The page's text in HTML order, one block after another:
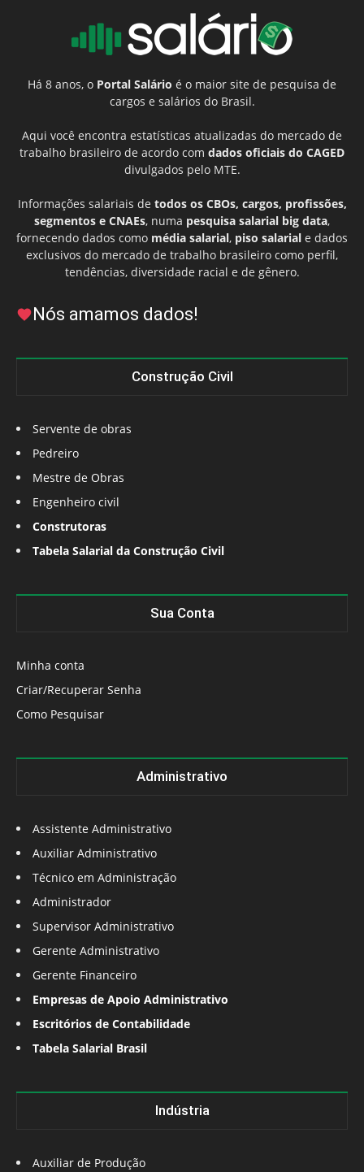
Há 8 anos, o Portal Salário é o maior site de pesquisa de
cargos e salários do Brasil.
Aqui você encontra estatísticas atualizadas do mercado de
trabalho brasileiro de acordo com dados oficiais do CAGED
divulgados pelo MTE.
Informações salariais de todos os CBOs, cargos, profissões,
segmentos e CNAEs, numa pesquisa salarial big data,
fornecendo dados como média salarial, piso salarial e dados
exclusivos do mercado de trabalho brasileiro como perfil,
tendências, diversidade racial e de gênero.
Nós amamos dados!
Construção Civil
Servente de obras
Pedreiro
Mestre de Obras
Engenheiro civil
Construtoras
Tabela Salarial da Construção Civil
Sua Conta
Minha conta
Criar/Recuperar Senha
Como Pesquisar
Administrativo
Assistente Administrativo
Auxiliar Administrativo
Técnico em Administração
Administrador
Supervisor Administrativo
Gerente Administrativo
Gerente Financeiro
Empresas de Apoio Administrativo
Escritórios de Contabilidade
Tabela Salarial Brasil
Indústria
Auxiliar de Produção